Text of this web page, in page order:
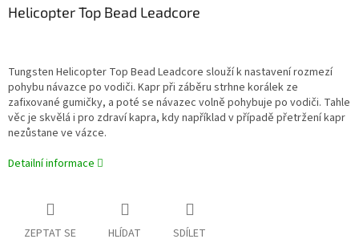
Helicopter Top Bead Leadcore
Tungsten Helicopter Top Bead Leadcore slouží k nastavení rozmezí
pohybu návazce po vodiči. Kapr při záběru strhne korálek ze
zafixované gumičky, a poté se návazec volně pohybuje po vodiči. Tahle
věc je skvělá i pro zdraví kapra, kdy například v případě přetržení kapr
nezůstane ve vázce.
Detailní informace
ZEPTAT SE HLÍDAT SDÍLET